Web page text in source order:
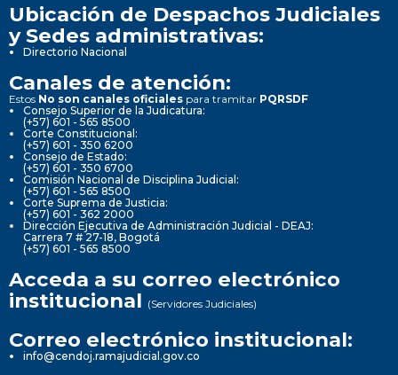
Ubicación de Despachos Judiciales
y Sedes administrativas:
Directorio Nacional
Canales de atención:
Estos No son canales oficiales para tramitar PQRSDF
Consejo Superior de la Judicatura:
(+57) 601 - 565 8500
Corte Constitucional:
(+57) 601 - 350 6200
Consejo de Estado:
(+57) 601 - 350 6700
Comisión Nacional de Disciplina Judicial:
(+57) 601 - 565 8500
Corte Suprema de Justicia:
(+57) 601 - 362 2000
Dirección Ejecutiva de Administración Judicial - DEAJ:
Carrera 7 # 27-18, Bogotá
(+57) 601 - 565 8500
Acceda a su correo electrónico
institucional (Servidores Judiciales)
Correo electrónico institucional:
info@cendoj.ramajudicial.gov.co